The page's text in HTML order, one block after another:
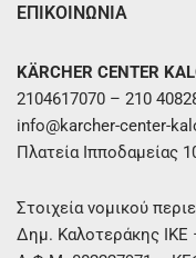
ΕΠΙΚΟΙΝΩΝΙΑ
KÄRCHER CENTER
2104617070 – 210
info@karcher-center-
Πλατεία Ιπποδαμείας
Στοιχεία νομικού
Δημ. Καλοτεράκης ΙΚΕ